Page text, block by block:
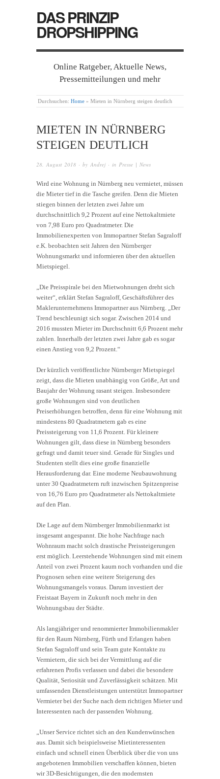
DAS PRINZIP
DROPSHIPPING
Online Ratgeber, Aktuelle News,
Pressemitteilungen und mehr
Durchsuchen: Home » Mieten in Nürnberg steigen deutlich
MIETEN IN NÜRNBERG
STEIGEN DEUTLICH
28. August 2018 · by Andrej · in Presse | News
Wird eine Wohnung in Nürnberg neu vermietet, müssen
die Mieter tief in die Tasche greifen. Denn die Mieten
stiegen binnen der letzten zwei Jahre um
durchschnittlich 9,2 Prozent auf eine Nettokaltmiete
von 7,98 Euro pro Quadratmeter. Die
Immobilienexperten von Immopartner Stefan Sagraloff
e.K. beobachten seit Jahren den Nürnberger
Wohnungsmarkt und informieren über den aktuellen
Mietspiegel.
„Die Preisspirale bei den Mietwohnungen dreht sich
weiter“, erklärt Stefan Sagraloff, Geschäftsführer des
Maklerunternehmens Immopartner aus Nürnberg. „Der
Trend beschleunigt sich sogar. Zwischen 2014 und
2016 mussten Mieter im Durchschnitt 6,6 Prozent mehr
zahlen. Innerhalb der letzten zwei Jahre gab es sogar
einen Anstieg von 9,2 Prozent.“
Der kürzlich veröffentlichte Nürnberger Mietspiegel
zeigt, dass die Mieten unabhängig von Größe, Art und
Baujahr der Wohnung rasant steigen. Insbesondere
große Wohnungen sind von deutlichen
Preiserhöhungen betroffen, denn für eine Wohnung mit
mindestens 80 Quadratmetern gab es eine
Preissteigerung von 11,6 Prozent. Für kleinere
Wohnungen gilt, dass diese in Nürnberg besonders
gefragt und damit teuer sind. Gerade für Singles und
Studenten stellt dies eine große finanzielle
Herausforderung dar. Eine moderne Neubauwohnung
unter 30 Quadratmetern ruft inzwischen Spitzenpreise
von 16,76 Euro pro Quadratmeter als Nettokaltmiete
auf den Plan.
Die Lage auf dem Nürnberger Immobilienmarkt ist
insgesamt angespannt. Die hohe Nachfrage nach
Wohnraum macht solch drastische Preissteigerungen
erst möglich. Leerstehende Wohnungen sind mit einem
Anteil von zwei Prozent kaum noch vorhanden und die
Prognosen sehen eine weitere Steigerung des
Wohnungsmangels voraus. Darum investiert der
Freistaat Bayern in Zukunft noch mehr in den
Wohnungsbau der Städte.
Als langjähriger und renommierter Immobilienmakler
für den Raum Nürnberg, Fürth und Erlangen haben
Stefan Sagraloff und sein Team gute Kontakte zu
Vermietern, die sich bei der Vermittlung auf die
erfahrenen Profis verlassen und dabei die besondere
Qualität, Seriosität und Zuverlässigkeit schätzen. Mit
umfassenden Dienstleistungen unterstützt Immopartner
Vermieter bei der Suche nach dem richtigen Mieter und
Interessenten nach der passenden Wohnung.
„Unser Service richtet sich an den Kundenwünschen
aus. Damit sich beispielsweise Mietinteressenten
einfach und schnell einen Überblick über die von uns
angebotenen Immobilien verschaffen können, bieten
wir 3D-Besichtigungen, die den modernsten